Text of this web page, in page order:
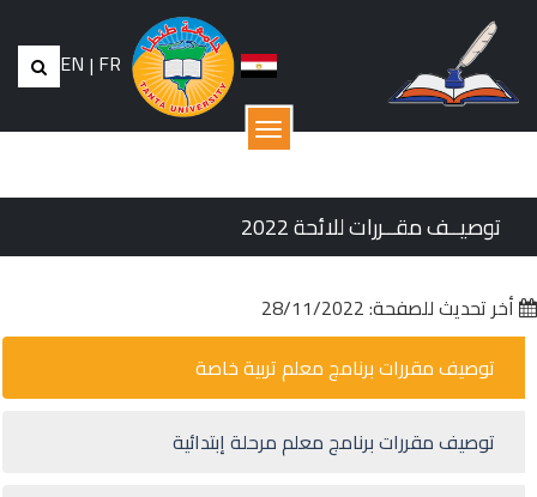
EN|FR
القائمة
توصيــف مقــررات للائحة 2022
أخر تحديث للصفحة: 28/11/2022
توصيف مقررات برنامج معلم تربية خاصة
توصيف مقررات برنامج معلم مرحلة إبتدائية